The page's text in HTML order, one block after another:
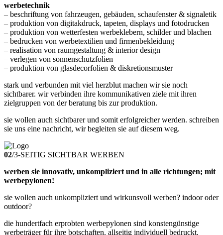
werbetechnik
– beschriftung von fahrzeugen, gebäuden, schaufenster & signaletik
– produktion von digitakdruck, tapeten, displays und fotodrucken
– produktion von wetterfesten werbeklebern, schilder und blachen
– bedrucken von werbetextilien und firmenbekleidung
– realisation von raumgestaltung & interior design
– verlegen von sonnenschutzfolien
– produktion von glasdecorfolien & diskretionsmuster
stark und verbunden mit viel herzblut machen wir sie noch
sichtbarer. wir verbinden ihre kommunikativen ziele mit ihren
zielgruppen von der beratung bis zur produktion.
sie wollen auch sichtbarer und somit erfolgreicher werden. schreiben
sie uns eine nachricht, wir begleiten sie auf diesem weg.
02/3-SEITIG SICHTBAR WERBEN
werben sie innovativ, unkompliziert und in alle richtungen; mit
werbepylonen!
sie wollen auch unkompliziert und wirkunsvoll werben? indoor oder
outdoor?
die hundertfach erprobten werbepylonen sind konstengünstige
werbeträger für ihre botschaften. allseitig individuell bedruckt.